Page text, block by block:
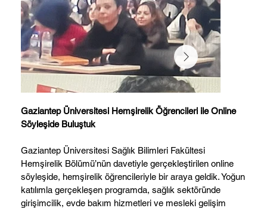
Gaziantep Üniversitesi Hemşirelik Öğrencileri ile Online
Söyleşide Buluştuk
Gaziantep Üniversitesi Sağlık Bilimleri Fakültesi
Hemşirelik Bölümü’nün davetiyle gerçekleştirilen online
söyleşide, hemşirelik öğrencileriyle bir araya geldik. Yoğun
katılımla gerçekleşen programda, sağlık sektöründe
girişimcilik, evde bakım hizmetleri ve mesleki gelişim